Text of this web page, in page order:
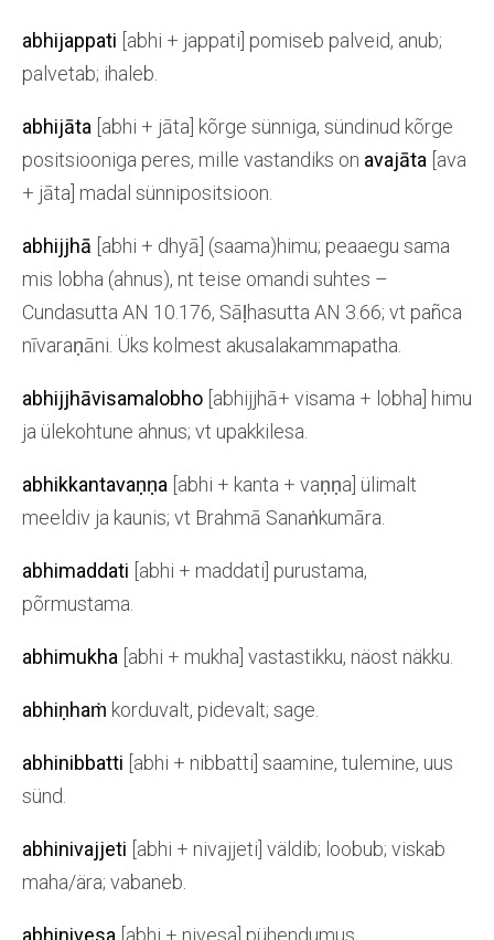
abhijappati [abhi + jappati] pomiseb palveid, anub;
palvetab; ihaleb.
abhijāta [abhi + jāta] kõrge sünniga, sündinud kõrge
positsiooniga peres, mille vastandiks on avajāta [ava
+ jāta] madal sünnipositsioon.
abhijjhā [abhi + dhyā] (saama)himu; peaaegu sama
mis lobha (ahnus), nt teise omandi suhtes –
Cundasutta AN 10.176, Sāḷhasutta AN 3.66; vt pañca
nīvaraṇāni. Üks kolmest akusalakammapatha.
abhijjhāvisamalobho [abhijjhā+ visama + lobha] himu
ja ülekohtune ahnus; vt upakkilesa.
abhikkantavaṇṇa [abhi + kanta + vaṇṇa] ülimalt
meeldiv ja kaunis; vt Brahmā Sanaṅkumāra.
abhimaddati [abhi + maddati] purustama,
põrmustama.
abhimukha [abhi + mukha] vastastikku, näost näkku.
abhiṇhaṁ korduvalt, pidevalt; sage.
abhinibbatti [abhi + nibbatti] saamine, tulemine, uus
sünd.
abhinivajjeti [abhi + nivajjeti] väldib; loobub; viskab
maha/ära; vabaneb.